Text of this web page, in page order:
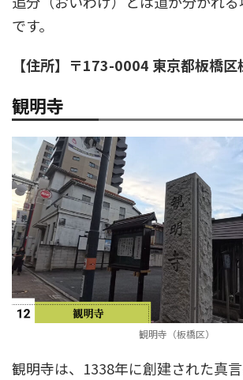
です。
【住所】〒173-0004 東京都板橋区
観明寺
観明寺（板橋区）
観明寺は、1338年に創建された真